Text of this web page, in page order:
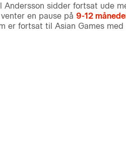
Andersson sidder fortsat ude
en pause på 9-12
er fortsat til Asian Games